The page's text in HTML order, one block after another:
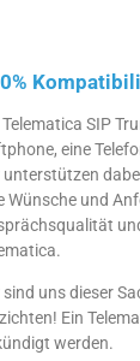
Telematica SIP
eine
unterstützen
Wünsche und
sind uns dieser
Ein
werden.